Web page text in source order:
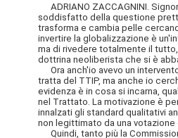
ADRIANO ZACCAGNINI.
soddisfatto della questione
trasforma e cambia pelle
invertire la globalizzazione è
ma di rivedere totalmente il
dottrina neoliberista che si è
Ora anch'io avevo un
tratta del TTIP, ma anche io
evidenza è in cosa si incarna,
nel Trattato. La motivazione è
innalzati gli standard qualitativi
non legittimato da una votazione
Quindi, tanto più la